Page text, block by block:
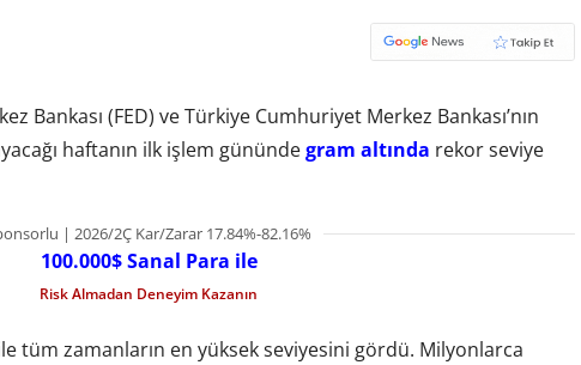
Bankası (FED) ve Türkiye Cumhuriyet Merkez Bankası’nın
haftanın ilk işlem günündegram altında rekor seviye
| 2026/2Ç Kar/Zarar 17.84%-82.16%
100.000$ Sanal Para ile
Risk Almadan Deneyim Kazanın
tüm zamanların en yüksek seviyesini gördü. Milyonlarca